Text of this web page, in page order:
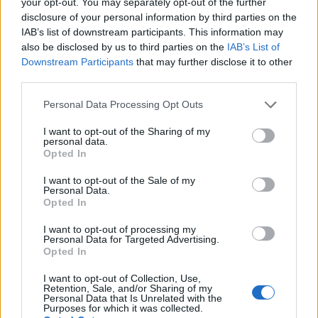
disclosure of your personal information by third parties on the
IAB’s list of downstream participants. This information may
also be disclosed by us to third parties on the IAB’s List of
Downstream Participants that may further disclose it to other
Personal Data Processing Opt Outs
I want to opt-out of the Sharing of my
personal data.
Opted In
I want to opt-out of the Sale of my
Personal Data.
Opted In
I want to opt-out of processing my
Personal Data for Targeted Advertising.
Opted In
I want to opt-out of Collection, Use,
Retention, Sale, and/or Sharing of my
Personal Data that Is Unrelated with the
Purposes for which it was collected.
«Υπάρχουν κάποια προβλήματα, δεν μπορούν
να λυθούν άμεσα. Τώρα χρειάζεται
παρακολούθηση και η γιατροί θα πάρουν
για το θέμα του ματιού του, γιατί είχε κάποια
παρακολουθήσει και θα τον ξαναδούν. Αφού
δουν την εξέλιξη θα αποφασίσουν αν θα
παρέμβουν ή εάν πηγαίνει καλύτερα και δεν
θα χρειαστεί. Δεν ξέρουμε ακόμα αν θα
χρειαστεί επέμβαση. Θα τον ξαναδούν και θα
αποφασίσουν. Στο «Γεννηματάς» θα έρχεται
ασχολούνται με την άκρα χείρα και θα τον
παρακολουθήσουν τα επόμενα 24ωρα για να